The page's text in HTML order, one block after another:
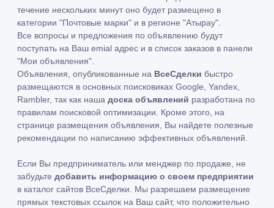
течение нескольких минут оно будет размещено в
категории "Почтовые марки" и в регионе "Атырау".
Все вопросы и предложения по объявлению будут
поступать на Ваш emial адрес и в список заказов в панели
"Мои объявления".
Объявления, опубликованные на ВсеСделки быстро
размещаются в основных поисковиках Google, Yandex,
Rambler, так как наша доска объявлений разработана по
правилам поисковой оптимизации. Кроме этого, на
странице размещения объявления, Вы найдете полезные
рекомендации по написанию эффективных объявлений.
Если Вы предприниматель или менджер по продаже, не
забудьте добавить информацию о своем предприятии
в каталог сайтов ВсеСделки. Мы разрешаем размещение
прямых текстовых ссылок на Ваш сайт, что положительно